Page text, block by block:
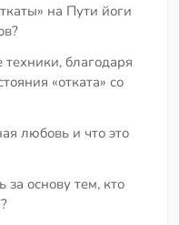
на Пути йоги
техники, благодаря
«отката» со
любовь и что это
за основу тем, кто